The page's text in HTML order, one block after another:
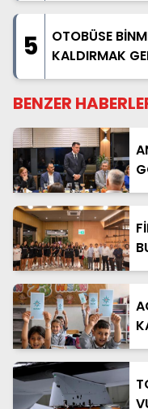
5
OTOBÜSE
KALDIRMAK
BENZER